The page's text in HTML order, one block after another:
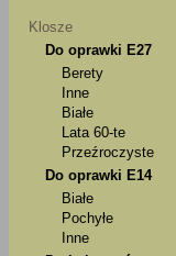
Klosze
Do oprawki E27
Berety
Inne
Białe
Lata 60-te
Przeźroczyste
Do oprawki E14
Białe
Pochyłe
Inne